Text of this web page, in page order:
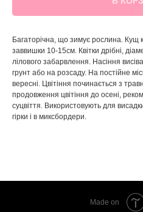
Багаторічна, що зимує рослина. Кущ
заввишки 10-15см. Квітки дрібні,
лілового забарвлення. Насіння
грунт або на розсаду. На постійне
вересні. Цвітіння починається з
продовження цвітіння до осені,
суцвіття. Використовують для
гірки і в миксбордери.
Made on